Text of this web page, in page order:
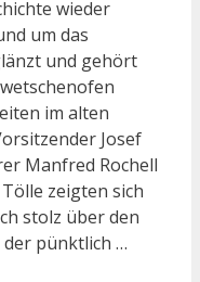
wieder
um das
und gehört
im alten
Josef
Manfred Rochell
zeigten sich
stolz über den
pünktlich …